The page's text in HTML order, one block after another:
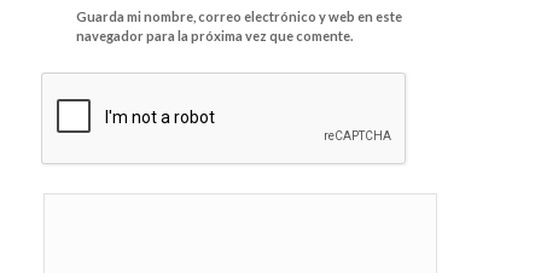
Guarda mi nombre, correo electrónico y web en este
navegador para la próxima vez que comente.